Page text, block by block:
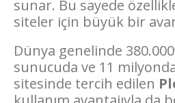
sunar. Bu sayede
siteler için büyük bir
Dünya genelinde
sunucuda ve 11
sitesinde tercih edilen